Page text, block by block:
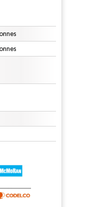
sous CC BY 4.0.